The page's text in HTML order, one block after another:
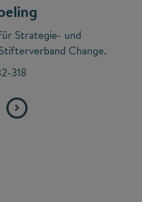
Strategie- und
Change.
318